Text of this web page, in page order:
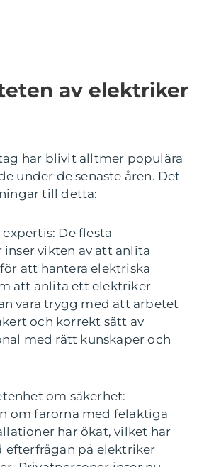
av elektriker
har blivit alltmer populära
under de senaste åren. Det
till detta:
expertis: De flesta
vikten av att anlita
att hantera elektriska
att anlita ett elektriker
vara trygg med att arbetet
och korrekt sätt av
med rätt kunskaper och
om säkerhet:
om farorna med felaktiga
har ökat, vilket har
efterfrågan på elektriker